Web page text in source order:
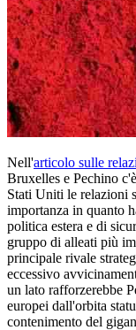
Nell'articolo sulle
Bruxelles e Pechino
Stati Uniti le relazioni
importanza in quanto
politica estera e di
gruppo di alleati più
principale rivale
eccessivo
un lato rafforzerebbe
europei dall'orbita
contenimento del